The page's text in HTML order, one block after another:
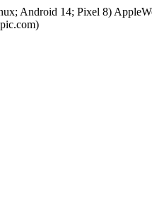
Android 14; Pixel 8)